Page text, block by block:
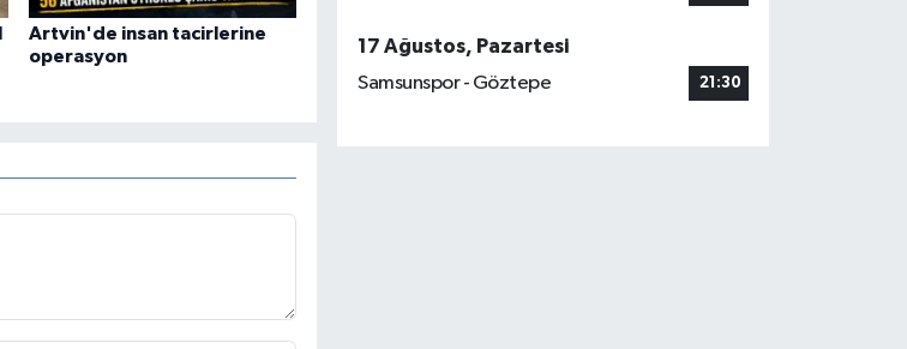
Artvin'de insan tacirlerine
operasyon
17 Ağustos, Pazartesi
Samsunspor - Göztepe
21:30